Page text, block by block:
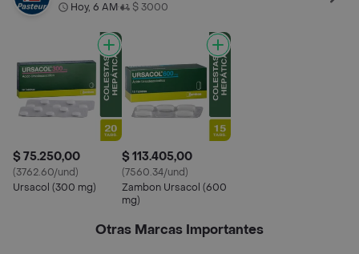
Hoy, 6 AM• $ 3000
$ 75.250,00
(3762.60/und)
Ursacol (300 mg)
$ 113.405,00
(7560.34/und)
Zambon Ursacol (600
mg)
Otras Marcas Importantes